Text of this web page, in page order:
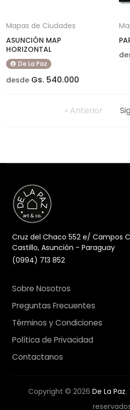
Mapas de Ciudades
ASUNCIÓN MAP
HORIZONTAL
De La Paz
desde Gs. 540.000
« Anterior
Cruz del Chaco 552 e/ Campos
Castillo, Asunción - Paraguay
(0994) 713 852
Sobre Nosotros
Preguntas Frecuentes
Términos y Condiciones
Política de Privacidad
Contactanos
Copyright © 2026 De La Paz.